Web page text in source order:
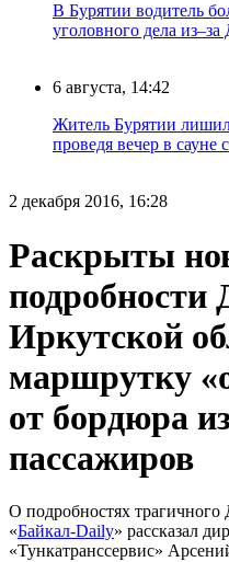
В Бурятии водитель
уголовного дела
6 августа, 14:42
Житель Бурятии
проведя вечер в
2 декабря 2016, 16:28
Раскрыты
Иркутской
маршрутку
от бордюра
пассажиров
О подробностях
«Байкал-Daily» рассказал
«Тункатранссервис»